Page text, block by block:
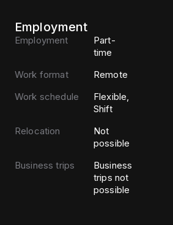
Employment
Employment
Part-
time
Work format
Remote
Work schedule
Flexible,
Shift
Relocation
Not
possible
Business trips
Business
trips not
possible